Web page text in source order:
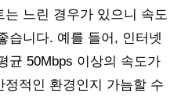
는 느린 경우가 있으니 속도
습니다. 예를 들어, 인터넷
균 50Mbps 이상의 속도가
적인 환경인지 가늠할 수